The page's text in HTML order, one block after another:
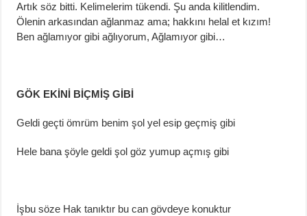
Artık söz bitti. Kelimelerim tükendi. Şu anda kilitlendim.
Ölenin arkasından ağlanmaz ama; hakkını helal et kızım!
Ben ağlamıyor gibi ağlıyorum, Ağlamıyor gibi…
GÖK EKİNİ BİÇMİŞ GİBİ
Geldi geçti ömrüm benim şol yel esip geçmiş gibi
Hele bana şöyle geldi şol göz yumup açmış gibi
İşbu söze Hak tanıktır bu can gövdeye konuktur